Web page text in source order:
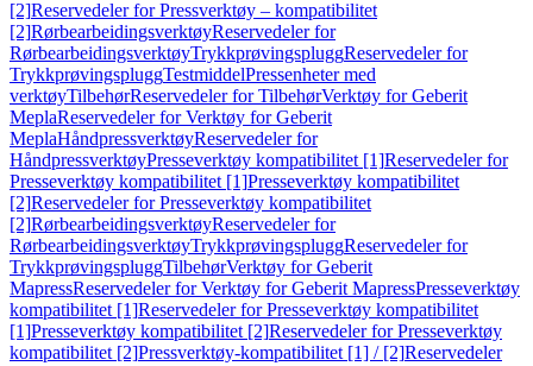
[2]Reservedeler for Pressverktøy – kompatibilitet
[2]RørbearbeidingsverktøyReservedeler for
RørbearbeidingsverktøyTrykkprøvingspluggReservedeler for
TrykkprøvingspluggTestmiddelPressenheter med
verktøyTilbehørReservedeler for TilbehørVerktøy for Geberit
MeplaReservedeler for Verktøy for Geberit
MeplaHåndpressverktøyReservedeler for
HåndpressverktøyPresseverktøy kompatibilitet [1]Reservedeler for
Presseverktøy kompatibilitet [1]Presseverktøy kompatibilitet
[2]Reservedeler for Presseverktøy kompatibilitet
[2]RørbearbeidingsverktøyReservedeler for
RørbearbeidingsverktøyTrykkprøvingspluggReservedeler for
TrykkprøvingspluggTilbehørVerktøy for Geberit
MapressReservedeler for Verktøy for Geberit MapressPresseverktøy
kompatibilitet [1]Reservedeler for Presseverktøy kompatibilitet
[1]Presseverktøy kompatibilitet [2]Reservedeler for Presseverktøy
kompatibilitet [2]Pressverktøy-kompatibilitet [1] / [2]Reservedeler